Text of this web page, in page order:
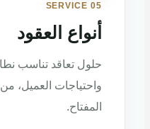
SERVICE 05
أنواع العقود
حلول تعاقد تناسب نطاق
واحتياجات العميل، من أعمال